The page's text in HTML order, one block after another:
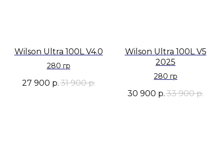
Wilson Ultra 100L V4.0
280 гр
27 900 р.31 900 р.
Wilson Ultra 100L V5
2025
280 гр
30 900 р. 33 900 р.